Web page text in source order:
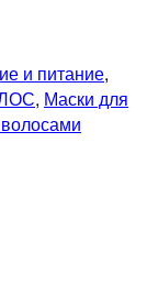
и питание,
, Маски для